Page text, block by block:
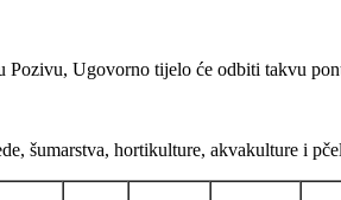
Ugovorno tijelo će odbiti takvu
šumarstva, hortikulture, akvakulture i